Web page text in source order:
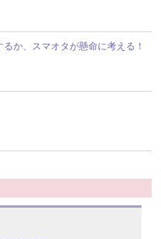
か、スマオタが懸命に考える！